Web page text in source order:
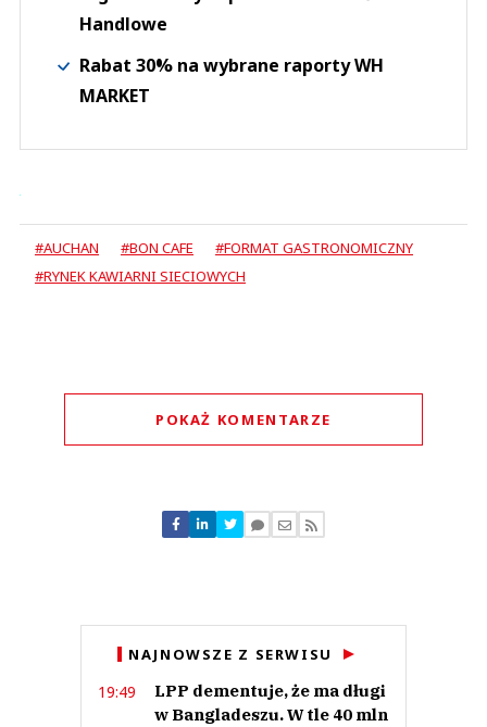
Handlowe
Rabat 30% na wybrane raporty WH
MARKET
#AUCHAN #BON CAFE
#FORMAT GASTRONOMICZNY
#RYNEK KAWIARNI SIECIOWYCH
POKAŻ KOMENTARZE
Nie znaleziono komentarzy
Zostaw swoje komentarze
NAJNOWSZE Z SERWISU
19:49
LPP dementuje, że ma długi
w Bangladeszu. W tle 40 mln